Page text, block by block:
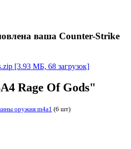
ваша Counter-Strike
[3.93 МБ, 68 загрузок]
Rage Of Gods"
оружия m4a1 (6 шт)